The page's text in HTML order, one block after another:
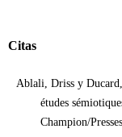
Citas
Ablali, Driss y
études
Champion/